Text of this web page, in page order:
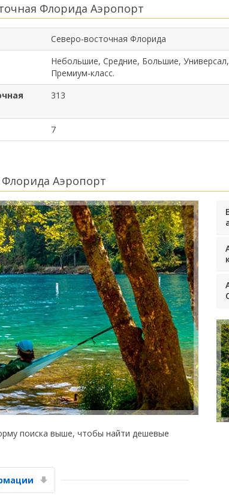
доступ к эксклюзивным
партнёров
Флорида Аэропорт
Северо-восточная Флорида
Небольшие, Средние, Большие,
Премиум-класс.
313
7
Аэропорт
поиска выше, чтобы найти дешевые